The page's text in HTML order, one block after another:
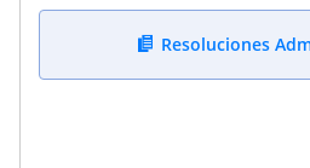
Resoluciones